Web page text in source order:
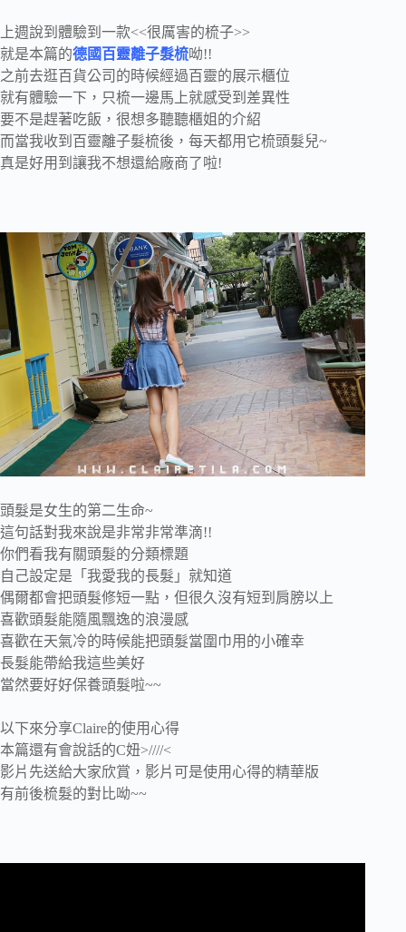
上週說到體驗到一款<<很厲害的梳子>>
就是本篇的德國百靈離子髮梳呦!!
之前去逛百貨公司的時候經過百靈的展示櫃位
就有體驗一下，只梳一邊馬上就感受到差異性
要不是趕著吃飯，很想多聽聽櫃姐的介紹
而當我收到百靈離子髮梳後，每天都用它梳頭髮兒~
真是好用到讓我不想還給廠商了啦!
頭髮是女生的第二生命~
這句話對我來說是非常非常準滴!!
你們看我有關頭髮的分類標題
自己設定是「我愛我的長髮」就知道
偶爾都會把頭髮修短一點，但很久沒有短到肩膀以上
喜歡頭髮能隨風飄逸的浪漫感
喜歡在天氣冷的時候能把頭髮當圍巾用的小確幸
長髮能帶給我這些美好
當然要好好保養頭髮啦~~
以下來分享Claire的使用心得
本篇還有會說話的C妞>////<
影片先送給大家欣賞，影片可是使用心得的精華版
有前後梳髮的對比呦~~